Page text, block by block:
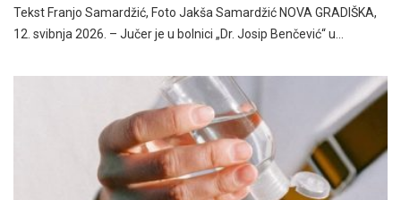
Tekst Franjo Samardžić, Foto Jakša Samardžić NOVA GRADIŠKA,
12. svibnja 2026. – Jučer je u bolnici „Dr. Josip Benčević“ u…